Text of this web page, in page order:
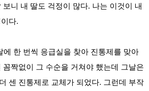
니 내 딸도 걱정이 많다. 나는 이것이 내
다.
에 한 번씩 응급실을 찾아 진통제를 맞아
꼼짝없이 그 수순을 거쳐야 했는데 그날은
센 진통제로 교체가 되었다. 그런데 부작